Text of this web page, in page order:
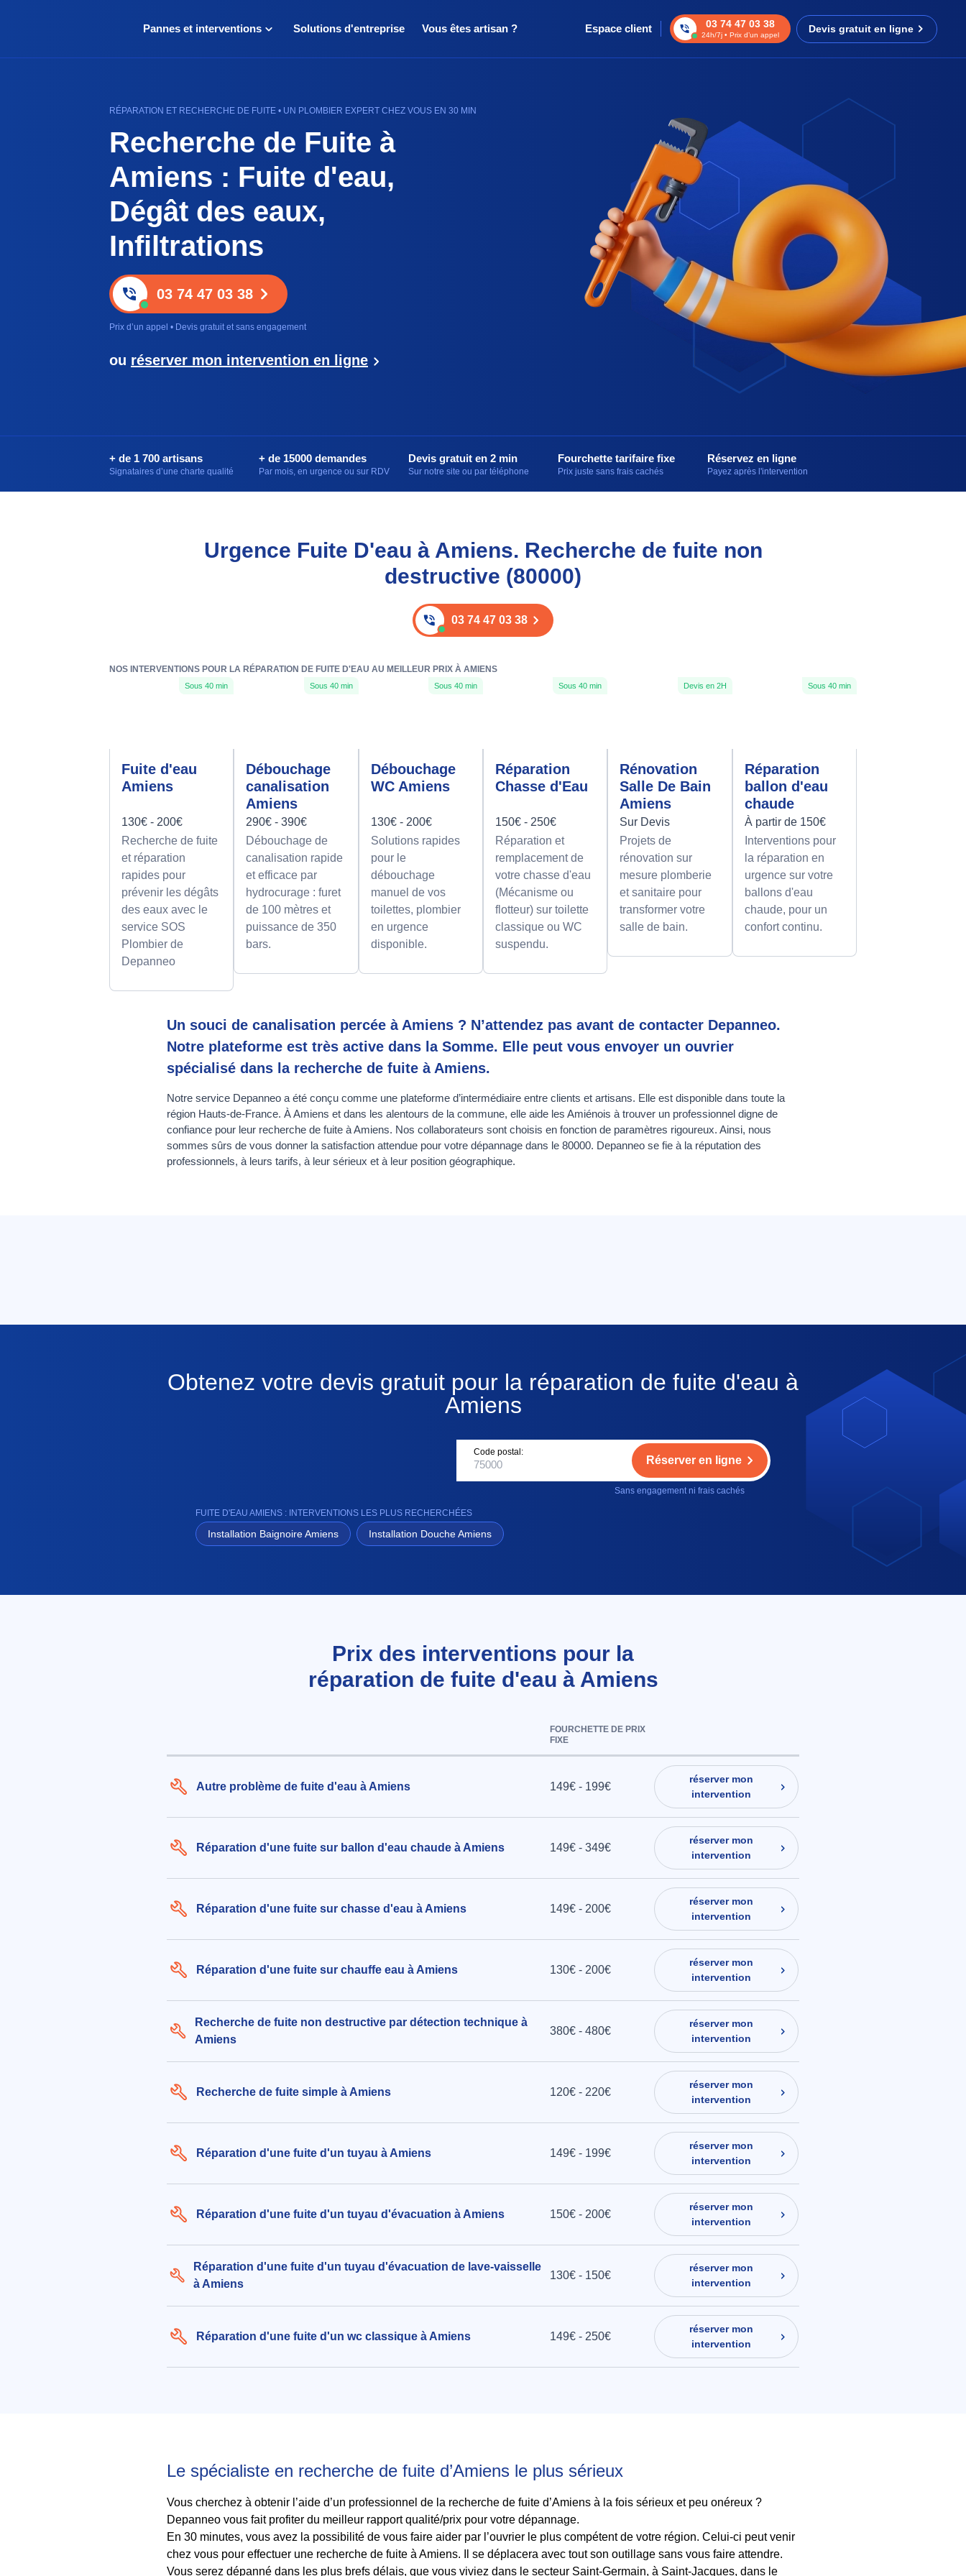
Pannes et interventions Solutions d'entreprise Vous êtes artisan ? Espace client 03 74 47 03 38
24h/7j • Prix d’un appel
Devis gratuit en ligne
RÉPARATION ET RECHERCHE DE FUITE • UN PLOMBIER EXPERT CHEZ VOUS EN 30 MIN
Recherche de Fuite à
Amiens : Fuite d'eau,
Dégât des eaux,
Infiltrations
03 74 47 03 38
Prix d’un appel • Devis gratuit et sans engagement
ou réserver mon intervention en ligne
+ de 1 700 artisans
Signataires d’une charte qualité
+ de 15000 demandes
Par mois, en urgence ou sur RDV
Devis gratuit en 2 min
Sur notre site ou par téléphone
Fourchette tarifaire fixe
Prix juste sans frais cachés
Réservez en ligne
Payez après l'intervention
Urgence Fuite D'eau à Amiens. Recherche de fuite non
destructive (80000)
03 74 47 03 38
NOS INTERVENTIONS POUR LA RÉPARATION DE FUITE D'EAU AU MEILLEUR PRIX À AMIENS
Sous 40 min
Fuite d'eau
Amiens
130€ - 200€
Recherche de fuite
et réparation
rapides pour
prévenir les dégâts
des eaux avec le
service SOS
Plombier de
Depanneo
Sous 40 min
Débouchage
canalisation
Amiens
290€ - 390€
Débouchage de
canalisation rapide
et efficace par
hydrocurage : furet
de 100 mètres et
puissance de 350
bars.
Sous 40 min
Débouchage
WC Amiens
130€ - 200€
Solutions rapides
pour le
débouchage
manuel de vos
toilettes, plombier
en urgence
disponible.
Sous 40 min
Réparation
Chasse d'Eau
150€ - 250€
Réparation et
remplacement de
votre chasse d'eau
(Mécanisme ou
flotteur) sur toilette
classique ou WC
suspendu.
Devis en 2H
Rénovation
Salle De Bain
Amiens
Sur Devis
Projets de
rénovation sur
mesure plomberie
et sanitaire pour
transformer votre
salle de bain.
Sous 40 min
Réparation
ballon d'eau
chaude
À partir de 150€
Interventions pour
la réparation en
urgence sur votre
ballons d'eau
chaude, pour un
confort continu.
Un souci de canalisation percée à Amiens ? N’attendez pas avant de contacter Depanneo.
Notre plateforme est très active dans la Somme. Elle peut vous envoyer un ouvrier
spécialisé dans la recherche de fuite à Amiens.
Notre service Depanneo a été conçu comme une plateforme d’intermédiaire entre clients et artisans. Elle est disponible dans toute la
région Hauts-de-France. À Amiens et dans les alentours de la commune, elle aide les Amiénois à trouver un professionnel digne de
confiance pour leur recherche de fuite à Amiens. Nos collaborateurs sont choisis en fonction de paramètres rigoureux. Ainsi, nous
sommes sûrs de vous donner la satisfaction attendue pour votre dépannage dans le 80000. Depanneo se fie à la réputation des
professionnels, à leurs tarifs, à leur sérieux et à leur position géographique.
Obtenez votre devis gratuit pour la réparation de fuite d'eau à
Amiens
Code postal:
Réserver en ligne
Sans engagement ni frais cachés
FUITE D'EAU AMIENS : INTERVENTIONS LES PLUS RECHERCHÉES
Installation Baignoire Amiens Installation Douche Amiens
Prix des interventions pour la
réparation de fuite d'eau à Amiens
FOURCHETTE DE PRIX
FIXE
Autre problème de fuite d'eau à Amiens 149€ - 199€
réserver mon
intervention
Réparation d'une fuite sur ballon d'eau chaude à Amiens 149€ - 349€
réserver mon
intervention
Réparation d'une fuite sur chasse d'eau à Amiens 149€ - 200€
réserver mon
intervention
Réparation d'une fuite sur chauffe eau à Amiens 130€ - 200€
réserver mon
intervention
Recherche de fuite non destructive par détection technique à
Amiens
380€ - 480€
réserver mon
intervention
Recherche de fuite simple à Amiens 120€ - 220€
réserver mon
intervention
Réparation d'une fuite d'un tuyau à Amiens 149€ - 199€
réserver mon
intervention
Réparation d'une fuite d'un tuyau d'évacuation à Amiens 150€ - 200€
réserver mon
intervention
Réparation d'une fuite d'un tuyau d'évacuation de lave-vaisselle
à Amiens
130€ - 150€
réserver mon
intervention
Réparation d'une fuite d'un wc classique à Amiens 149€ - 250€
réserver mon
intervention
Le spécialiste en recherche de fuite d’Amiens le plus sérieux
Vous cherchez à obtenir l’aide d’un professionnel de la recherche de fuite d’Amiens à la fois sérieux et peu onéreux ?
Depanneo vous fait profiter du meilleur rapport qualité/prix pour votre dépannage.
En 30 minutes, vous avez la possibilité de vous faire aider par l’ouvrier le plus compétent de votre région. Celui-ci peut venir
chez vous pour effectuer une recherche de fuite à Amiens. Il se déplacera avec tout son outillage sans vous faire attendre.
Vous serez dépanné dans les plus brefs délais, que vous viviez dans le secteur Saint-Germain, à Saint-Jacques, dans le